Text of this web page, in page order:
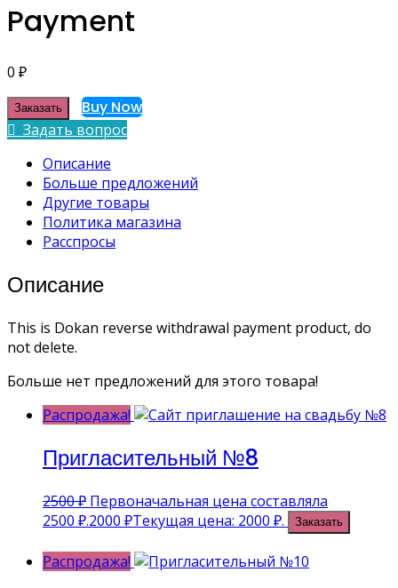
Payment
0 ₽
Заказать Buy Now
Задать вопрос
Описание
Больше предложений
Другие товары
Политика магазина
Расспросы
Описание
This is Dokan reverse withdrawal payment product, do
not delete.
Больше нет предложений для этого товара!
Распродажа!
Пригласительный №8
2500₽ Первоначальная цена составляла
2500 ₽.2000 ₽Текущая цена: 2000 ₽. Заказать
Распродажа!